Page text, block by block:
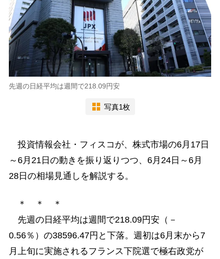
先週の日経平均は週間で218.09円安
写真1枚
投資情報会社・フィスコが、株式市場の6月17日
～6月21日の動きを振り返りつつ、6月24日～6月
28日の相場見通しを解説する。
＊ ＊ ＊
先週の日経平均は週間で218.09円安（－
0.56％）の38596.47円と下落。週初は6月末から7
月上旬に実施されるフランス下院選で極右政党が